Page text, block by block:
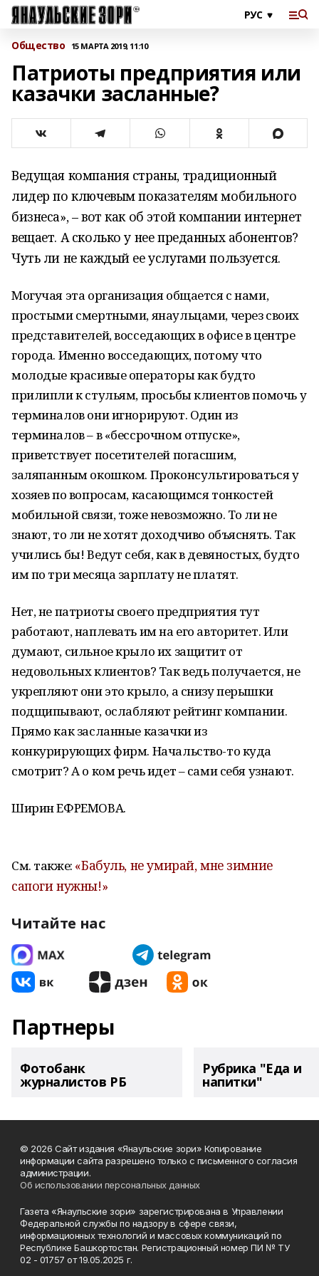
Общество 15 МАРТА 2019, 11:10
Патриоты предприятия или
казачки засланные?
Ведущая компания страны, традиционный
лидер по ключевым показателям мобильного
бизнеса», – вот как об этой компании интернет
вещает. А сколько у нее преданных абонентов?
Чуть ли не каждый ее услугами пользуется.
Могучая эта организация общается с нами,
простыми смертными, янаульцами, через своих
представителей, восседающих в офисе в центре
города. Именно восседающих, потому что
молодые красивые операторы как будто
прилипли к стульям, просьбы клиентов помочь у
терминалов они игнорируют. Один из
терминалов – в «бессрочном отпуске»,
приветствует посетителей погасшим,
заляпанным окошком. Проконсультироваться у
хозяев по вопросам, касающимся тонкостей
мобильной связи, тоже невозможно. То ли не
знают, то ли не хотят доходчиво объяснять. Так
учились бы! Ведут себя, как в девяностых, будто
им по три месяца зарплату не платят.
Нет, не патриоты своего предприятия тут
работают, наплевать им на его авторитет. Или
думают, сильное крыло их защитит от
недовольных клиентов? Так ведь получается, не
укрепляют они это крыло, а снизу перышки
подщипывают, ослабляют рейтинг компании.
Прямо как засланные казачки из
конкурирующих фирм. Начальство-то куда
смотрит? А о ком речь идет – сами себя узнают.
Ширин ЕФРЕМОВА.
См. также: «Бабуль, не умирай, мне зимние
сапоги нужны!»
Читайте нас
Партнеры
Фотобанк
журналистов РБ
Рубрика "Еда и
напитки"
© 2026 Сайт издания «Янаульские зори» Копирование
информации сайта разрешено только с письменного согласия
администрации.
Об использовании персональных данных
Газета «Янаульские зори» зарегистрирована в Управлении
Федеральной службы по надзору в сфере связи,
информационных технологий и массовых коммуникаций по
Республике Башкортостан. Регистрационный номер ПИ № ТУ
02 - 01757 от 19.05.2025 г.